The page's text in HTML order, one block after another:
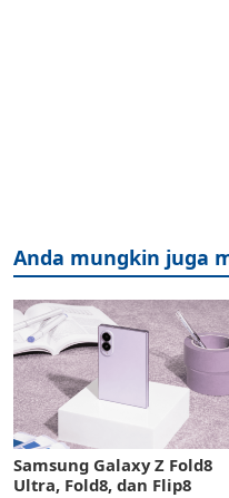
Anda mungkin juga
Samsung Galaxy Z Fold8
Ultra, Fold8, dan Flip8